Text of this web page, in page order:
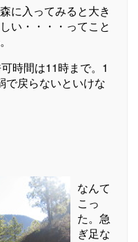
に入ってみると大き
い・・・・ってこと
時間は11時まで。1
で戻らないといけな
なんて
こっ
た。急
ぎ足な